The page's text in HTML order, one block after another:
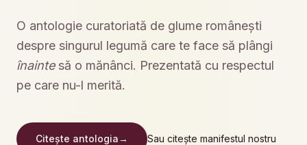
O antologie curatoriată de glume românești
despre singurul legumă care te face să plângi
înaintesă o mănânci. Prezentată cu respectul
pe care nu-l merită.
Citește antologia→ Sau citește manifestul nostru